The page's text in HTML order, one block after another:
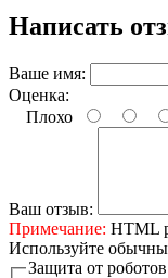
Написать
Ваше имя:
Оценка:
Плохо
Ваш отзыв:
Примечание: HTML
Используйте
Защита от роботов